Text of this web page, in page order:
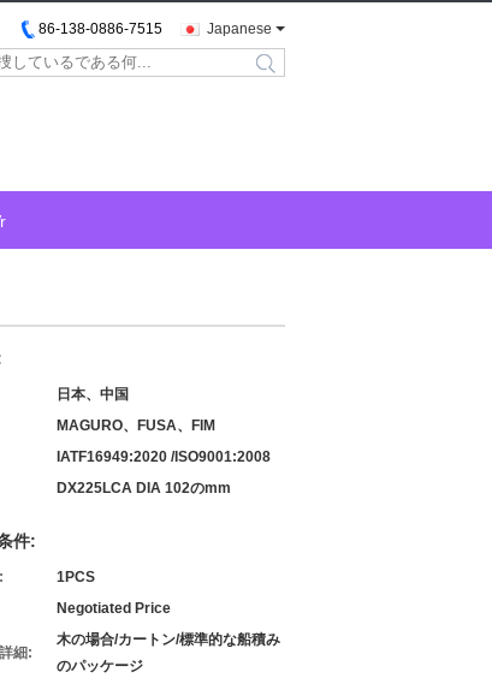
Japanese
86-138-0886-7515
search
日本、中国
MAGURO、FUSA、FIM
IATF16949:2020 /ISO9001:2008
DX225LCA DIA 102のmm
件:
1PCS
Negotiated Price
細:
木の場合/カートン/標準的な船積み
のパッケージ